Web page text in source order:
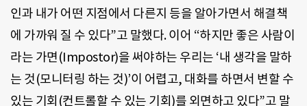
인과 내가 어떤 지점에서 다른지 등을 알아가면서 해결책
에 가까워 질 수 있다”고 말했다. 이어 “하지만 좋은 사람이
라는 가면(Impostor)을 써야하는 우리는 ‘내 생각을 말하
는 것(모니터링 하는 것)’이 어렵고, 대화를 하면서 변할 수
있는 기회(컨트롤할 수 있는 기회)를 외면하고 있다”고 말